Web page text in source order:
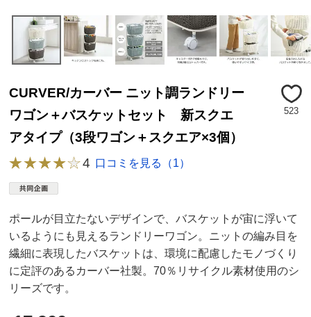
CURVER/カーバー ニット調ランドリー
ワゴン＋バスケットセット 新スクエ
アタイプ（3段ワゴン＋スクエア×3個）
523
4 口コミを見る（1）
ポールが目立たないデザインで、バスケットが宙に浮いて
いるようにも見えるランドリーワゴン。ニットの編み目を
繊細に表現したバスケットは、環境に配慮したモノづくり
に定評のあるカーバー社製。70％リサイクル素材使用のシ
リーズです。